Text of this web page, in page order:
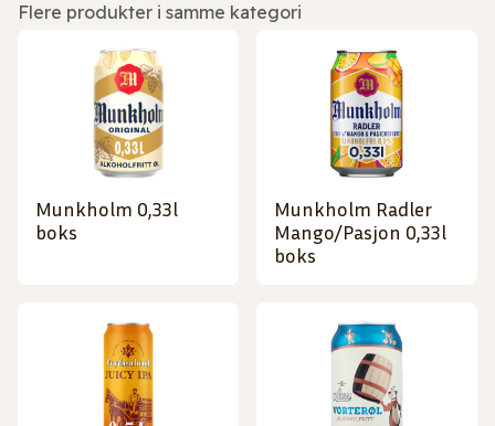
Flere produkter i samme kategori
Munkholm 0,33l
boks
Munkholm Radler
Mango/Pasjon 0,33l
boks